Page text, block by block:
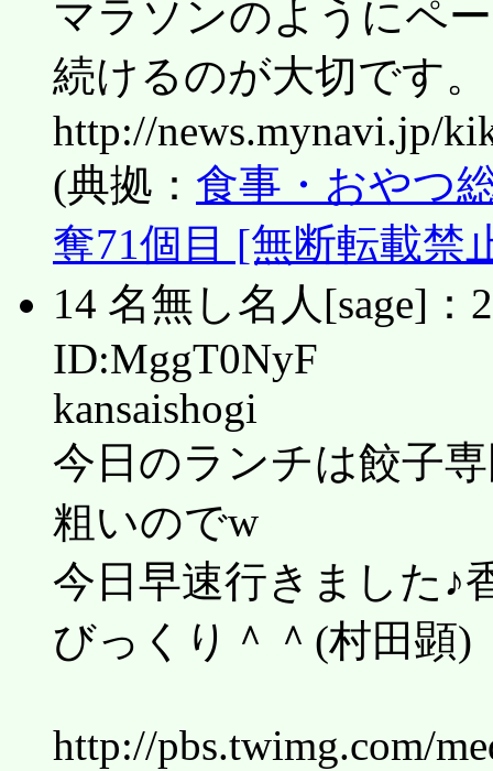
マラソンのようにペ
続けるのが大切です。
http://news.mynavi.jp/
(典拠： 食事・おやつ
奪71個目 [無断転載禁
14 名無し名人[sage]：
ID:MggT0NyF
kansaishogi
今日のランチは餃子
粗いのでw
今日早速行きました♪
びっくり＾＾(村田顕)
http://pbs.twimg.com/